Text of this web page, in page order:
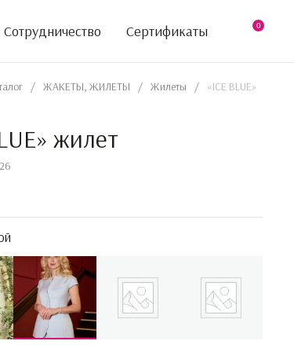
Сотрудничество Сертификаты 0
/ ЖАКЕТЫ, ЖИЛЕТЫ / Жилеты /
«ICE BLUE»
жилет